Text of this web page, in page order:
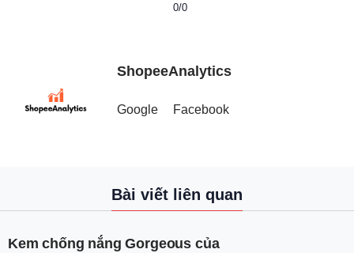
0/0
ShopeeAnalytics
Google Facebook
Bài viết liên quan
Kem chống nắng Gorgeous của